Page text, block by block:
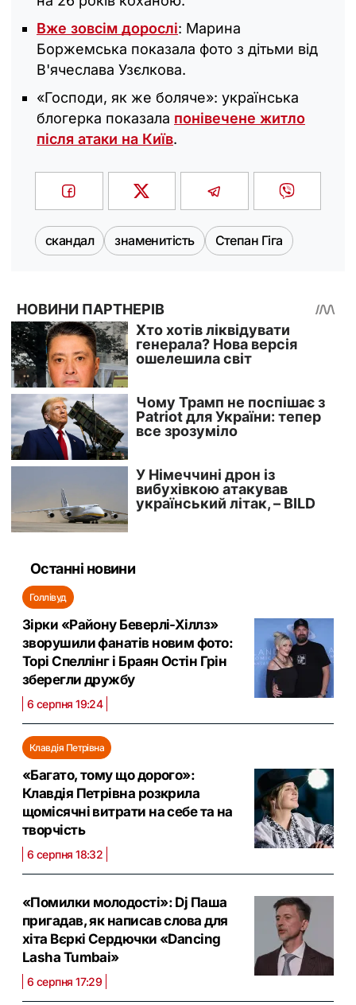
Вже зовсім дорослі: Марина
Боржемська показала фото з дітьми від
В'ячеслава Узєлкова.
«Господи, як же боляче»: українська
блогерка показала понівечене житло
після атаки на Київ.
скандал знаменитість Степан Гіга
Останні новини
Голлівуд
Зірки «Району Беверлі-Хіллз»
зворушили фанатів новим фото:
Торі Спеллінг і Браян Остін Грін
зберегли дружбу
6 серпня 19:24
Клавдія Петрівна
«Багато, тому що дорого»:
Клавдія Петрівна розкрила
щомісячні витрати на себе та на
творчість
6 серпня 18:32
«Помилки молодості»: Dj Паша
пригадав, як написав слова для
хіта Вєркі Сердючки «Dancing
Lasha Tumbai»
6 серпня 17:29